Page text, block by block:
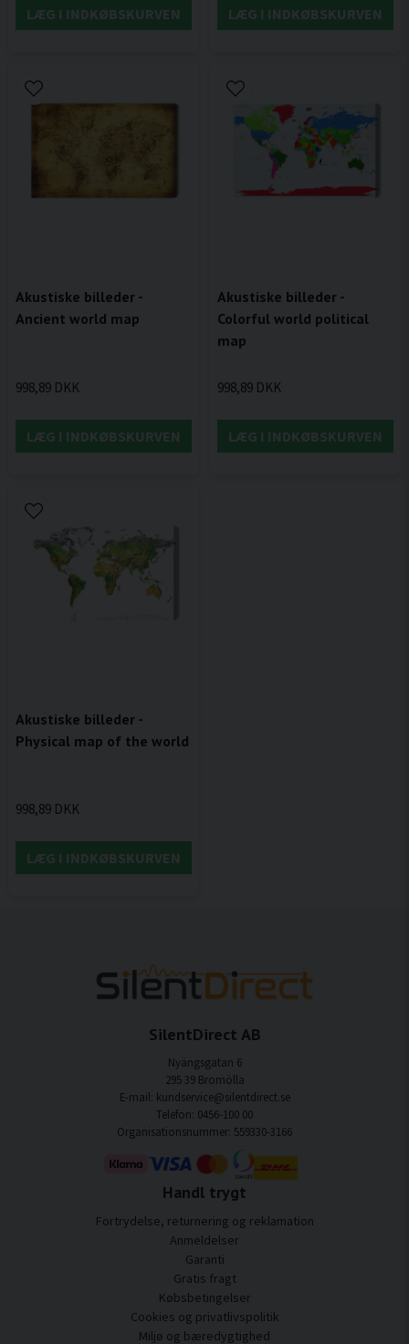
LÆG I INDKØBSKURVEN LÆG I INDKØBSKURVEN
Akustiske billeder -
Ancient world map
998,89 DKK
LÆG I INDKØBSKURVEN
Akustiske billeder -
Colorful world political
map
998,89 DKK
LÆG I INDKØBSKURVEN
Akustiske billeder -
Physical map of the world
998,89 DKK
LÆG I INDKØBSKURVEN
SilentDirect AB
Nyängsgatan 6
295 39 Bromölla
E-mail: kundservice@silentdirect.se
Telefon: 0456-100 00
Organisationsnummer: 559330-3166
Handl trygt
Fortrydelse, returnering og reklamation
Anmeldelser
Garanti
Gratis fragt
Købsbetingelser
Cookies og privatlivspolitik
Miljø og bæredygtighed